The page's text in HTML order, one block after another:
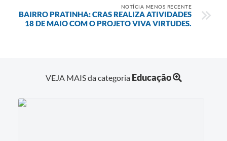
NOTÍCIA MENOS RECENTE
BAIRRO PRATINHA: CRAS REALIZA ATIVIDADES
18 DE MAIO COM O PROJETO VIVA VIRTUDES.
VEJA MAIS da categoria Educação